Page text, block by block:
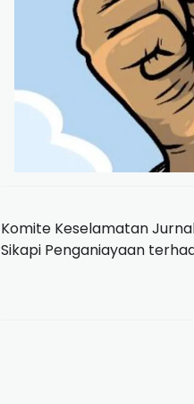
Komite Keselamatan
Sikapi Penganiayaan